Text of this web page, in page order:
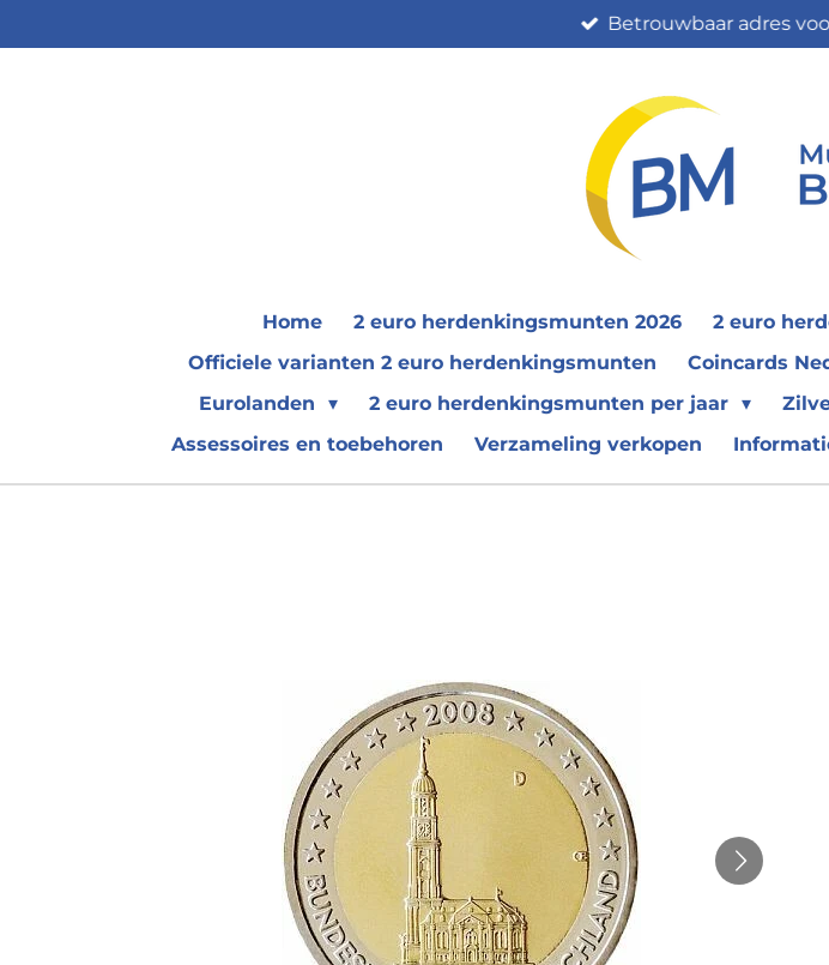
direct
Betrouwbaar adres
Home 2 euro herdenkingsmunten 2026 2 euro
Officiele varianten 2 euro herdenkingsmunten
Coincards
Eurolanden
2 euro herdenkingsmunten per jaar
Assessoires en toebehoren
Verzameling verkopen